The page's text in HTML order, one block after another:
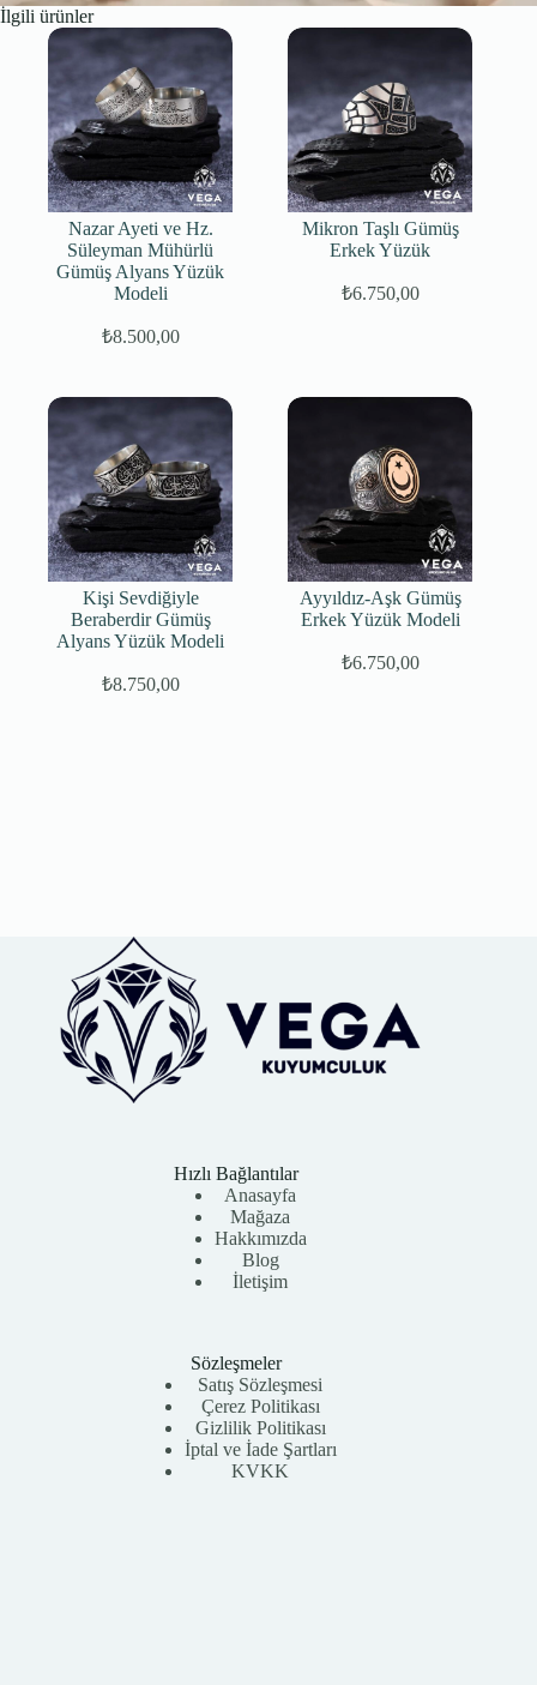
İlgili ürünler
Nazar Ayeti ve Hz.
Süleyman Mühürlü
Gümüş Alyans Yüzük
Modeli
₺8.500,00
Mikron Taşlı Gümüş
Erkek Yüzük
₺6.750,00
Kişi Sevdiğiyle
Beraberdir Gümüş
Alyans Yüzük Modeli
₺8.750,00
Ayyıldız-Aşk Gümüş
Erkek Yüzük Modeli
₺6.750,00
Hızlı Bağlantılar
Anasayfa
Mağaza
Hakkımızda
Blog
İletişim
Sözleşmeler
Satış Sözleşmesi
Çerez Politikası
Gizlilik Politikası
İptal ve İade Şartları
KVKK